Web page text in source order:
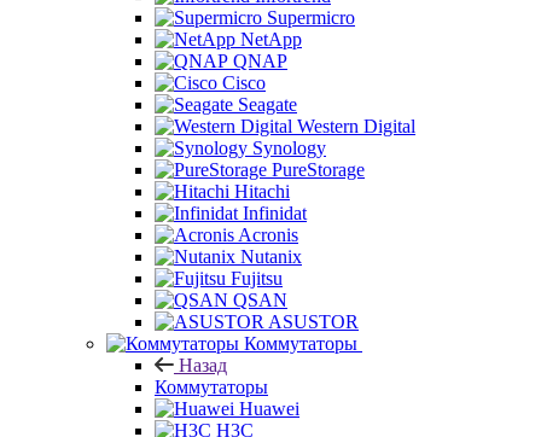
Supermicro
NetApp
QNAP
Cisco
Seagate
Western Digital
Synology
PureStorage
Hitachi
Infinidat
Acronis
Nutanix
Fujitsu
QSAN
ASUSTOR
Коммутаторы
Назад
Коммутаторы
Huawei
H3C